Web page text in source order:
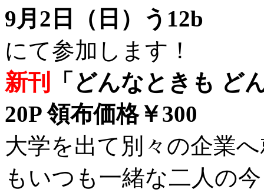
9月2日（日）う12b
にて参加します！
新刊
「どんなときも ど
20P 領布価格￥300
大学を出て別々の企業
もいつも一緒な二人の